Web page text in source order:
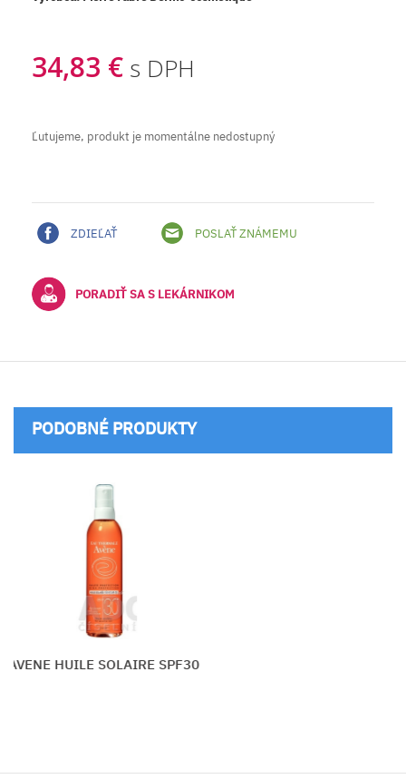
34,83 € s DPH
Ľutujeme, produkt je momentálne nedostupný
ZDIEĽAŤ POSLAŤ ZNÁMEMU
PORADIŤ SA S LEKÁRNIKOM
PODOBNÉ PRODUKTY
AVENE HUILE SOLAIRE SPF30